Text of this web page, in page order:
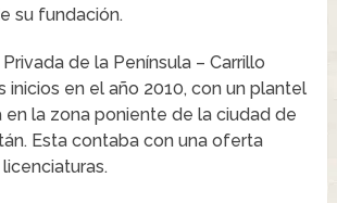
su fundación.
de la Península – Carrillo
inicios en el año 2010, con un plantel
en la zona poniente de la ciudad de
Esta contaba con una oferta